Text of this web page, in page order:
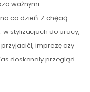
ważnymi
co dzień. Z chęcią
w stylizacjach do pracy,
imprezę czy
doskonały przegląd